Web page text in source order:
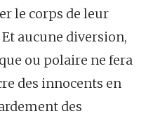
le corps de leur
aucune diversion,
ou polaire ne fera
des innocents en
des